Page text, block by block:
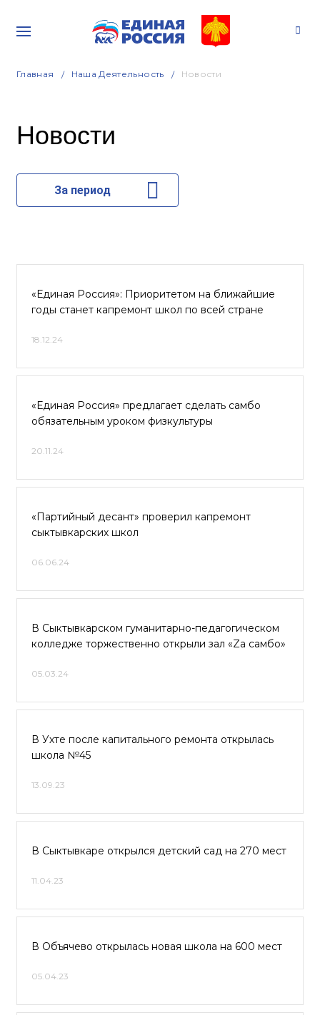
Главная Наша Деятельность Новости
Новости
За период
«Единая Россия»: Приоритетом на ближайшие
годы станет капремонт школ по всей стране
18.12.24
«Единая Россия» предлагает сделать самбо
обязательным уроком физкультуры
20.11.24
«Партийный десант» проверил капремонт
сыктывкарских школ
06.06.24
В Сыктывкарском гуманитарно-педагогическом
колледже торжественно открыли зал «Zа самбо»
05.03.24
В Ухте после капитального ремонта открылась
школа №45
13.09.23
В Сыктывкаре открылся детский сад на 270 мест
11.04.23
В Объячево открылась новая школа на 600 мест
05.04.23